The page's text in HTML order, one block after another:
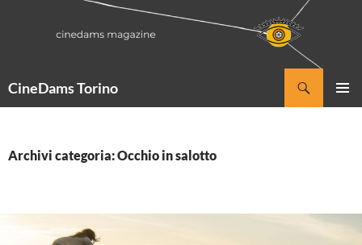
CineDams Torino
Archivi categoria: Occhio in salotto